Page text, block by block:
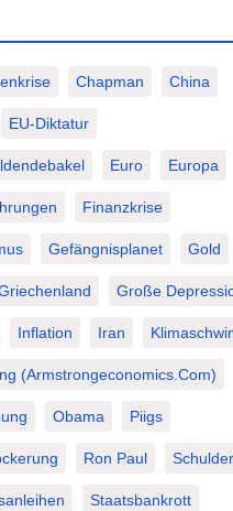
Chapman China
EU-Diktatur
Euro Europa
Finanzkrise
Gefängnisplanet Gold
Große
Inflation Iran
(Armstrongeconomics.com)
Obama Piigs
Ron Paul
Staatsbankrott